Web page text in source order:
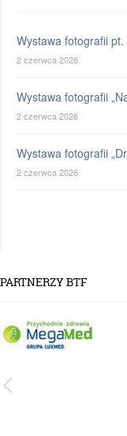
Wystawa fotografii
2 czerwca 2026
Wystawa fotografii
2 czerwca 2026
Wystawa fotografii
2 czerwca 2026
PARTNERZY BTF